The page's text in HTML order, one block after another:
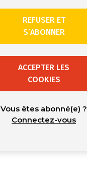
REFUSER ET
S’ABONNER
ACCEPTER LES
COOKIES
Vous êtes abonné(e) ?
Connectez-vous